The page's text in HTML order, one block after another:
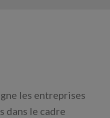
les entreprises
dans le cadre